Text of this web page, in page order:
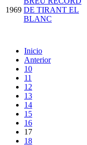
1969 DE TIRANT EL
BLANC
Inicio
Anterior
10
11
12
13
14
15
16
17
18